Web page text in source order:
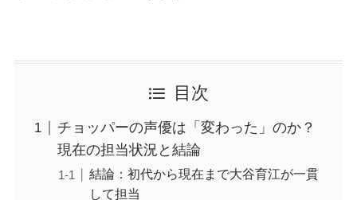
目次
チョッパーの声優は「変わった」のか？
現在の担当状況と結論
結論：初代から現在まで大谷育江が一貫
して担当